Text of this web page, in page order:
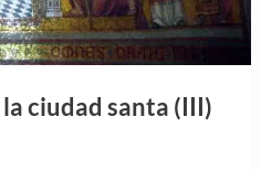
ciudad santa (III)